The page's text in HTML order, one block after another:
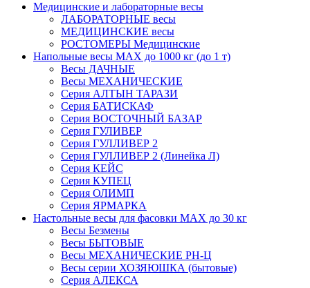
Медицинские и лабораторные весы
ЛАБОРАТОРНЫЕ весы
МЕДИЦИНСКИЕ весы
РОСТОМЕРЫ Медицинские
Напольные весы MAX до 1000 кг (до 1 т)
Весы ДАЧНЫЕ
Весы МЕХАНИЧЕСКИЕ
Серия АЛТЫН ТАРАЗИ
Серия БАТИСКАФ
Серия ВОСТОЧНЫЙ БАЗАР
Серия ГУЛИВЕР
Серия ГУЛЛИВЕР 2
Серия ГУЛЛИВЕР 2 (Линейка Л)
Серия КЕЙС
Серия КУПЕЦ
Серия ОЛИМП
Серия ЯРМАРКА
Настольные весы для фасовки MAX до 30 кг
Весы Безмены
Весы БЫТОВЫЕ
Весы МЕХАНИЧЕСКИЕ РН-Ц
Весы серии ХОЗЯЮШКА (бытовые)
Серия АЛЕКСА